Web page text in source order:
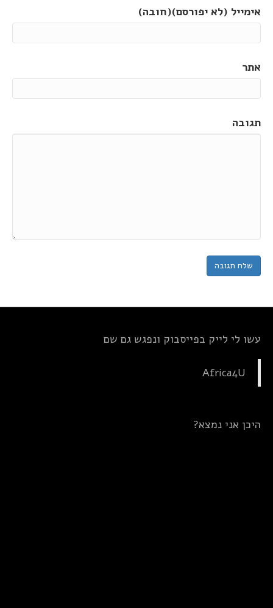
אימייל (לא יפורסם)(חובה)
אתר
תגובה
עשו לי לייק בפייסבוק ונפגש גם שם
Africa4U
היכן אני נמצא?